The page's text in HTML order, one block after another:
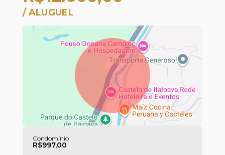
/ALUGUEL
Condomínio
R$997,00